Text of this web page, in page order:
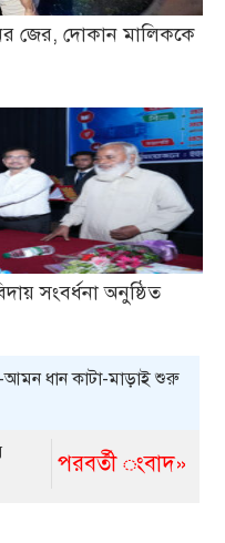
জের, দোকান মালিককে
সংবর্ধনা অনুষ্ঠিত
আমন ধান কাটা-মাড়াই শুরু
পরবর্তী ংবাদ»